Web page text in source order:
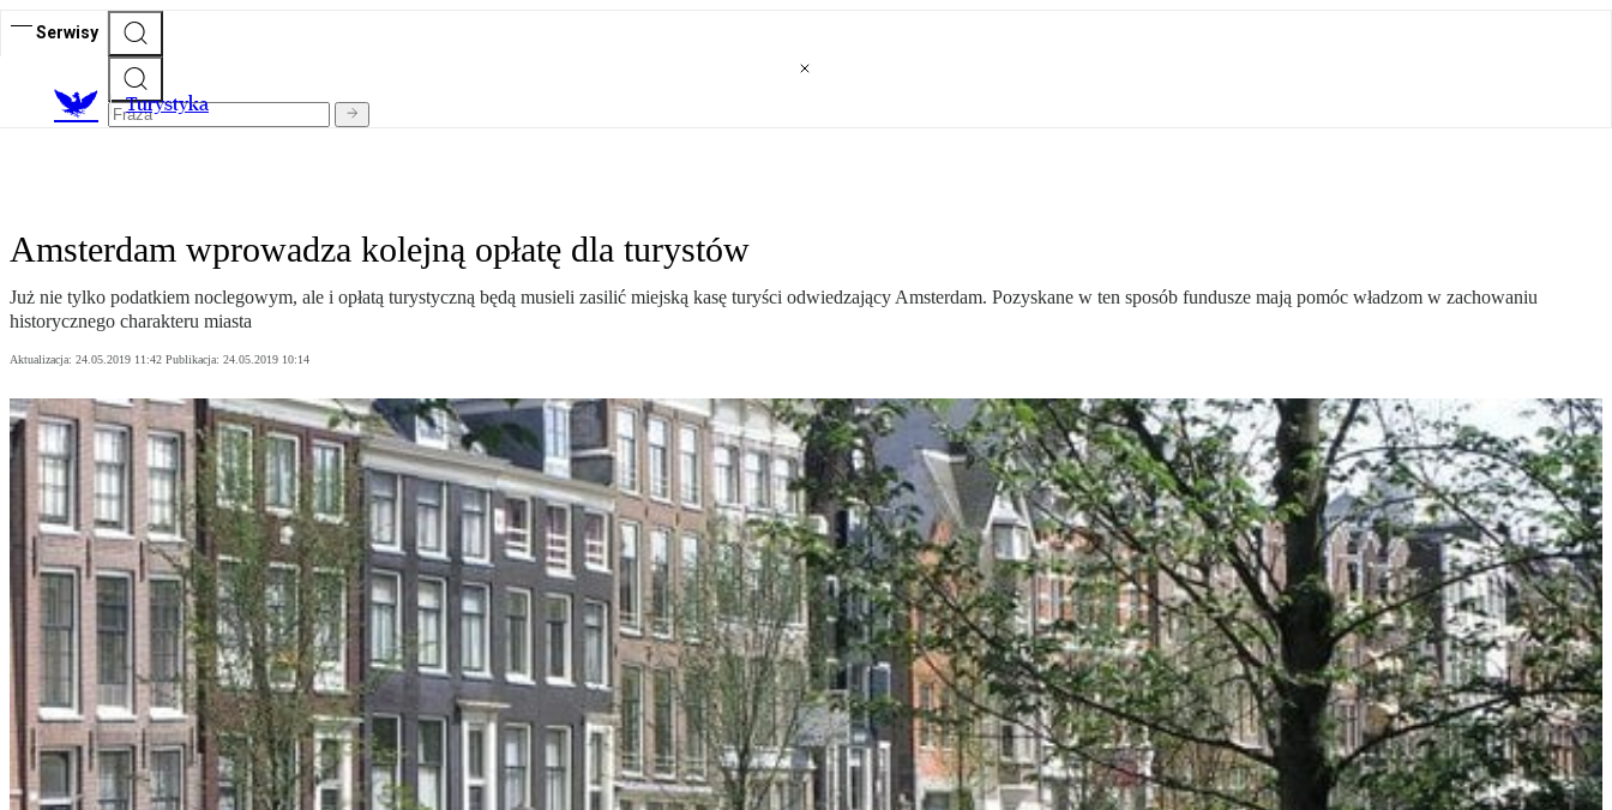
Serwisy
Turystyka
Amsterdam wprowadza kolejną opłatę dla turystów
Już nie tylko podatkiem noclegowym, ale i opłatą turystyczną będą musieli zasilić miejską kasę turyści odwiedzający Amsterdam. Pozyskane w ten sposób fundusze mają pomóc władzom w zachowaniu
historycznego charakteru miasta
Aktualizacja: 24.05.2019 11:42 Publikacja: 24.05.2019 10:14